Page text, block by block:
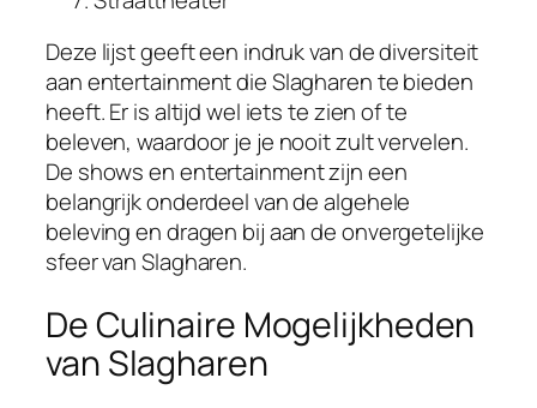
Deze lijst geeft een indruk van de diversiteit
aan entertainment die Slagharen te bieden
heeft. Er is altijd wel iets te zien of te
beleven, waardoor je je nooit zult vervelen.
De shows en entertainment zijn een
belangrijk onderdeel van de algehele
beleving en dragen bij aan de onvergetelijke
sfeer van Slagharen.
De Culinaire Mogelijkheden
van Slagharen